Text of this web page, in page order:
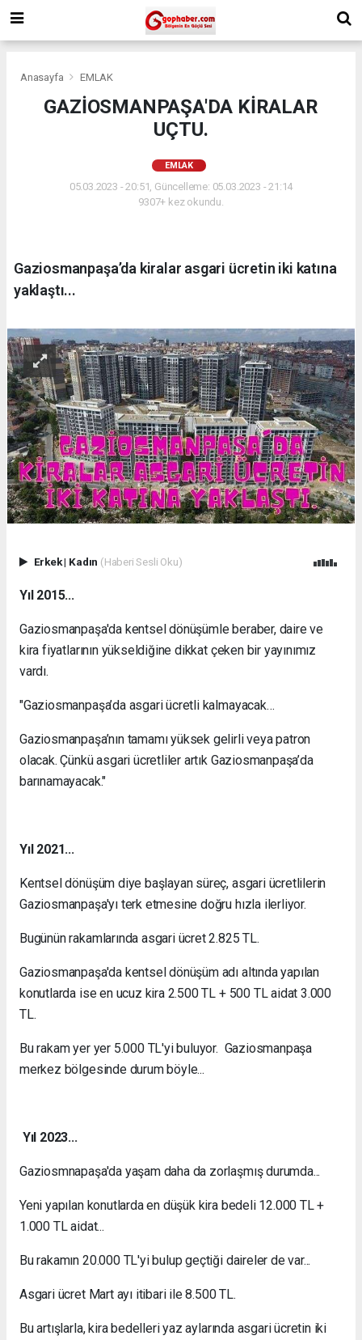
Anasayfa EMLAK
GAZİOSMANPAŞA'DA KİRALAR
UÇTU.
EMLAK
05.03.2023 - 20:51, Güncelleme: 05.03.2023 - 21:14
9307+ kez okundu.
Gaziosmanpaşa’da kiralar asgari ücretin iki katına
yaklaştı...
Erkek| Kadın (Haberi Sesli Oku)
Yıl 2015...
Gaziosmanpaşa'da kentsel dönüşümle beraber, daire ve
kira fiyatlarının yükseldiğine dikkat çeken bir yayınımız
vardı.
"Gaziosmanpaşa’da asgari ücretli kalmayacak…
Gaziosmanpaşa’nın tamamı yüksek gelirli veya patron
olacak. Çünkü asgari ücretliler artık Gaziosmanpaşa’da
barınamayacak."
Yıl 2021...
Kentsel dönüşüm diye başlayan süreç, asgari ücretlilerin
Gaziosmanpaşa'yı terk etmesine doğru hızla ilerliyor.
Bugünün rakamlarında asgari ücret 2.825 TL.
Gaziosmanpaşa'da kentsel dönüşüm adı altında yapılan
konutlarda ise en ucuz kira 2.500 TL + 500 TL aidat 3.000
TL.
Bu rakam yer yer 5.000 TL'yi buluyor. Gaziosmanpaşa
merkez bölgesinde durum böyle...
Yıl 2023...
Gaziosmnapaşa'da yaşam daha da zorlaşmış durumda...
Yeni yapılan konutlarda en düşük kira bedeli 12.000 TL +
1.000 TL aidat...
Bu rakamın 20.000 TL'yi bulup geçtiği daireler de var...
Asgari ücret Mart ayı itibari ile 8.500 TL.
Bu artışlarla, kira bedelleri yaz aylarında asgari ücretin iki